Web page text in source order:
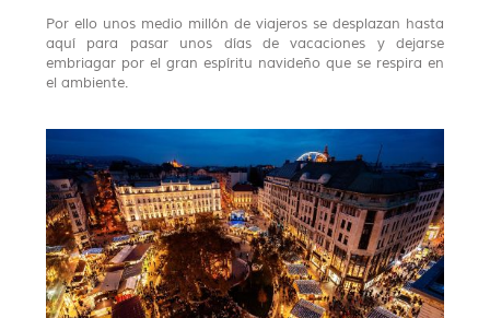
Por ello unos medio millón de viajeros se desplazan hasta
aquí para pasar unos días de vacaciones y dejarse
embriagar por el gran espíritu navideño que se respira en
el ambiente.